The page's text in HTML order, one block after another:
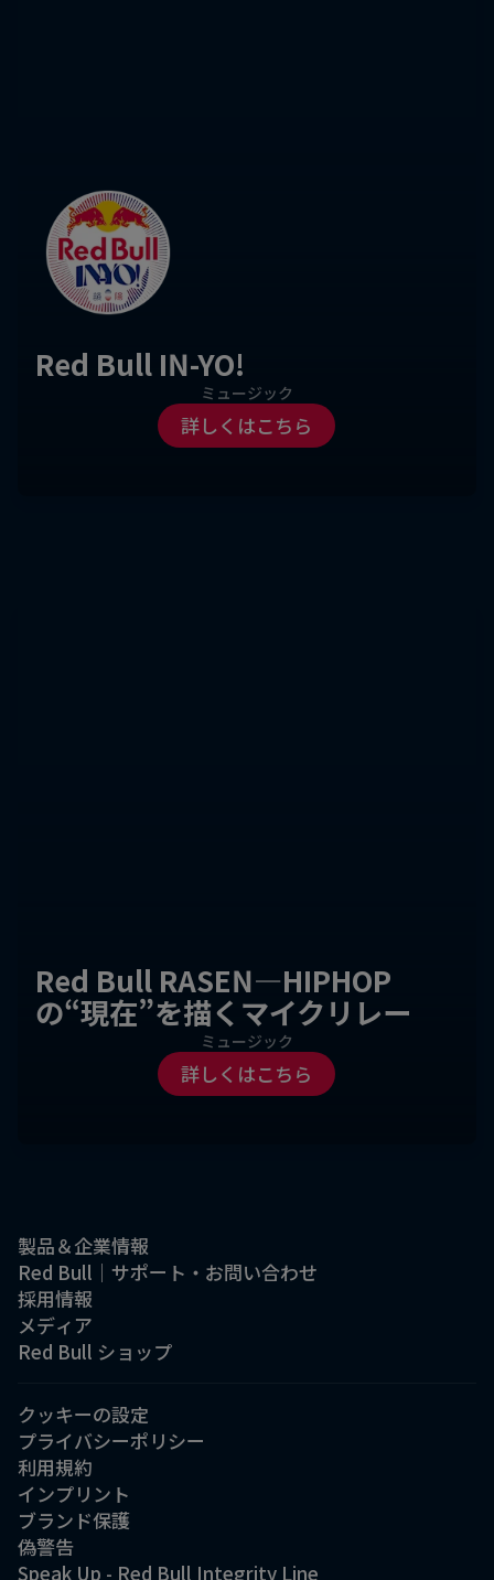
Red Bull IN-YO!
詳しくはこちら
ミュージック
Red Bull RASEN—HIPHOP
の“現在”を描くマイクリレー
詳しくはこちら
ミュージック